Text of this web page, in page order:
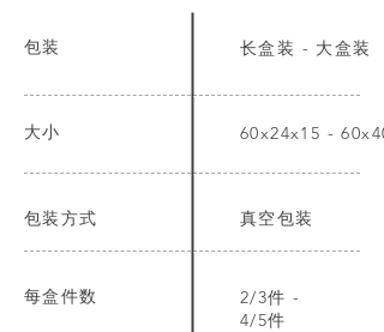
包装 长盒装 - 大盒装
大小 60x24x15 -
包装方式 真空包装
每盒件数
2/3件 -
4/5件